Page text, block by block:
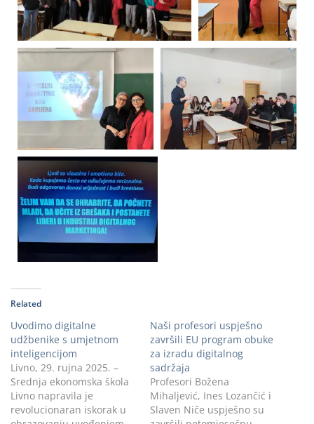
Related
Uvodimo digitalne
udžbenike s umjetnom
inteligencijom
Livno, 29. rujna 2025. –
Srednja ekonomska škola
Livno napravila je
revolucionaran iskorak u
Naši profesori uspješno
završili EU program obuke
za izradu digitalnog
sadržaja
Profesori Božena
Mihaljević, Ines Lozančić i
Slaven Niče uspješno su